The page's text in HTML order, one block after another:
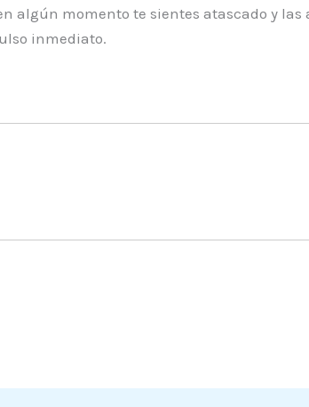
algún momento te sientes atascado y
inmediato.